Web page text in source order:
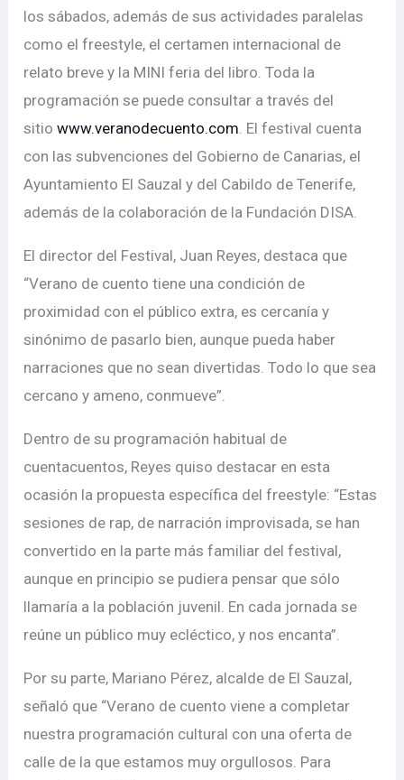
los sábados, además de sus actividades paralelas
como el freestyle, el certamen internacional de
relato breve y la MINI feria del libro. Toda la
programación se puede consultar a través del
sitiowww.veranodecuento.com. El festival cuenta
con las subvenciones del Gobierno de Canarias, el
Ayuntamiento El Sauzal y del Cabildo de Tenerife,
además de la colaboración de la Fundación DISA.
El director del Festival, Juan Reyes, destaca que
“Verano de cuento tiene una condición de
proximidad con el público extra, es cercanía y
sinónimo de pasarlo bien, aunque pueda haber
narraciones que no sean divertidas. Todo lo que sea
cercano y ameno, conmueve”.
Dentro de su programación habitual de
cuentacuentos, Reyes quiso destacar en esta
ocasión la propuesta específica del freestyle: “Estas
sesiones de rap, de narración improvisada, se han
convertido en la parte más familiar del festival,
aunque en principio se pudiera pensar que sólo
llamaría a la población juvenil. En cada jornada se
reúne un público muy ecléctico, y nos encanta”.
Por su parte, Mariano Pérez, alcalde de El Sauzal,
señaló que “Verano de cuento viene a completar
nuestra programación cultural con una oferta de
calle de la que estamos muy orgullosos. Para